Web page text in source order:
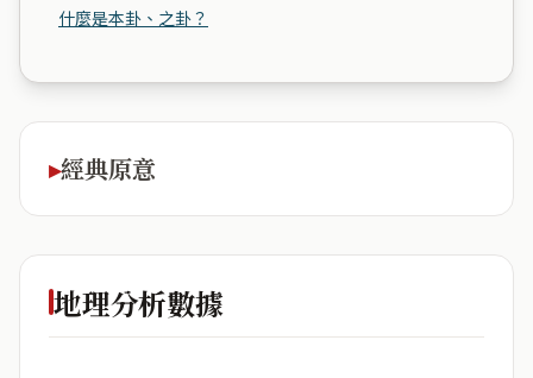
什麼是本卦、之卦？
經典原意
地理分析數據